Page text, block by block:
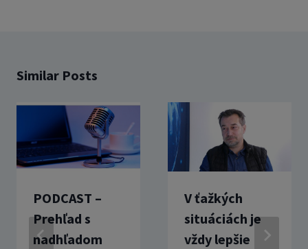
Similar Posts
PODCAST –
Prehľad s
nadhľadom
V ťažkých
situáciách je
vždy lepšie